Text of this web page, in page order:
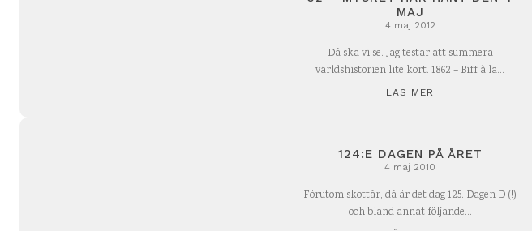
MAJ
4 maj 2012
Då ska vi se. Jag testar att summera
världshistorien lite kort. 1862 – Biff à la...
LÄS MER
124:E DAGEN PÅ ÅRET
4 maj 2010
Förutom skottår, då är det dag 125. Dagen D (!)
och bland annat följande...